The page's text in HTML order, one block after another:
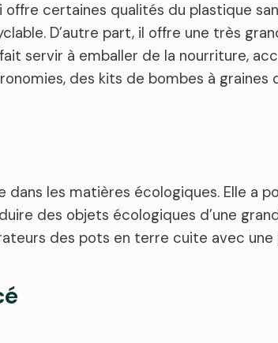
certaines qualités du plastique
D’autre part, il offre une très
servir à emballer de la nourriture,
des kits de bombes à
dans les matières écologiques. Elle a
des objets écologiques d’une
des pots en terre cuite avec une